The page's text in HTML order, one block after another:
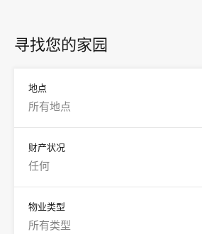
寻找您的家园
地点
所有地点
财产状况
任何
物业类型
所有类型